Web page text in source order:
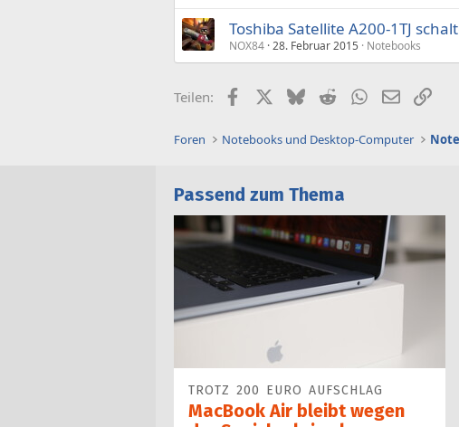
Toshiba Satellite A200-1TJ
NOX84 28. Februar 2015 Notebooks
Teilen: FacebookX (Twitter)
BlueskyRedditWhatsApp
E-MailLink
Foren Notebooks und Desktop-Computer
Passend zum Thema
TROTZ 200 EURO AUFSCHLAG
MacBook Air bleibt wegen